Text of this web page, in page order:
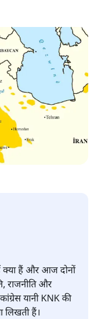
क्या हैं और आज दोनों
राजनीति और
यानी KNK की
लिखती हैं।